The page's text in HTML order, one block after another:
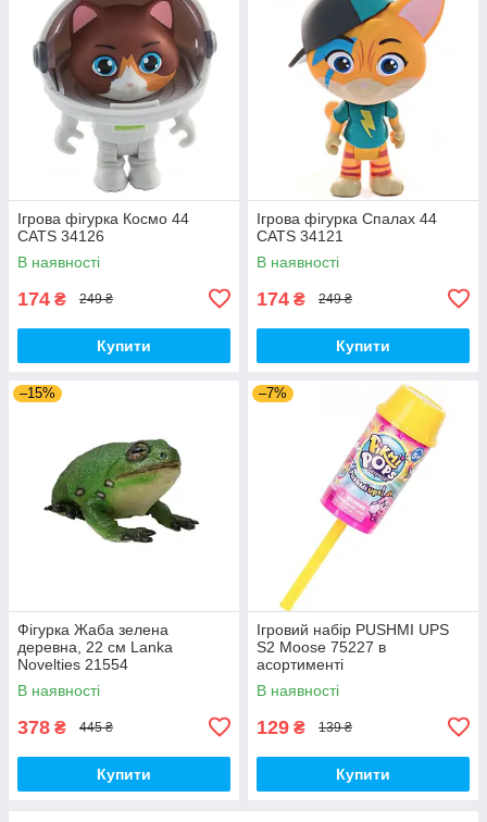
Ігрова фігурка Космо 44
CATS 34126
В наявності
174 ₴ 249 ₴
Купити
Ігрова фігурка Спалах 44
CATS 34121
В наявності
174 ₴ 249 ₴
Купити
–15%
Фігурка Жаба зелена
деревна, 22 см Lanka
Novelties 21554
В наявності
378 ₴ 445 ₴
Купити
–7%
Ігровий набір PUSHMI UPS
S2 Moose 75227 в
асортименті
В наявності
129 ₴ 139 ₴
Купити